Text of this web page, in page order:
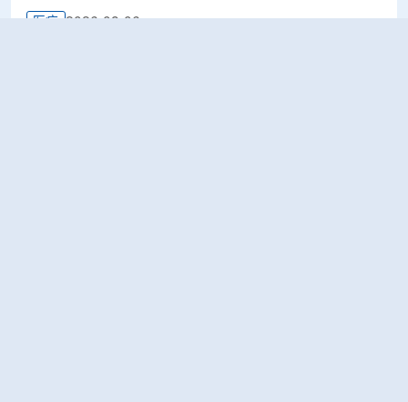
医疗 2026-08-06